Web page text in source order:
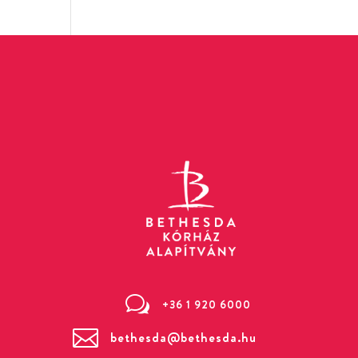
w +36 1 920 6000
 bethesda@bethesda.hu